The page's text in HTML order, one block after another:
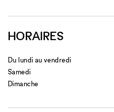
HORAIRES
Du lundi au vendredi
Samedi
Dimanche